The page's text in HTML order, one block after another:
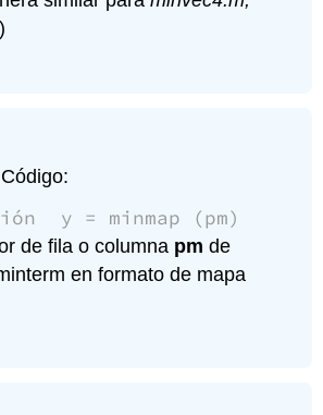
y = minmap (pm)
de fila o columna pm de
en formato de mapa